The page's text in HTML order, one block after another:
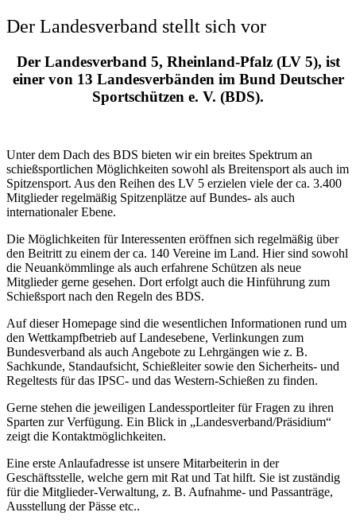
Der Landesverband stellt sich vor
Der Landesverband 5, Rheinland-Pfalz (LV 5), ist
einer von 13 Landesverbänden im Bund Deutscher
Sportschützen e. V. (BDS).
Unter dem Dach des BDS bieten wir ein breites Spektrum an
schießsportlichen Möglichkeiten sowohl als Breitensport als auch im
Spitzensport. Aus den Reihen des LV 5 erzielen viele der ca. 3.400
Mitglieder regelmäßig Spitzenplätze auf Bundes- als auch
internationaler Ebene.
Die Möglichkeiten für Interessenten eröffnen sich regelmäßig über
den Beitritt zu einem der ca. 140 Vereine im Land. Hier sind sowohl
die Neuankömmlinge als auch erfahrene Schützen als neue
Mitglieder gerne gesehen. Dort erfolgt auch die Hinführung zum
Schießsport nach den Regeln des BDS.
Auf dieser Homepage sind die wesentlichen Informationen rund um
den Wettkampfbetrieb auf Landesebene, Verlinkungen zum
Bundesverband als auch Angebote zu Lehrgängen wie z. B.
Sachkunde, Standaufsicht, Schießleiter sowie den Sicherheits- und
Regeltests für das IPSC- und das Western-Schießen zu finden.
Gerne stehen die jeweiligen Landessportleiter für Fragen zu ihren
Sparten zur Verfügung. Ein Blick in „Landesverband/Präsidium“
zeigt die Kontaktmöglichkeiten.
Eine erste Anlaufadresse ist unsere Mitarbeiterin in der
Geschäftsstelle, welche gern mit Rat und Tat hilft. Sie ist zuständig
für die Mitglieder-Verwaltung, z. B. Aufnahme- und Passanträge,
Ausstellung der Pässe etc..